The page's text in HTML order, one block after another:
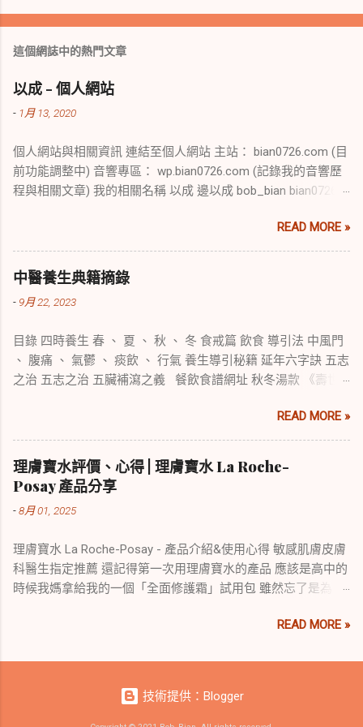
這個網誌中的熱門文章
以成 - 個人網站
- 1月 13, 2020
個人網站與相關資訊 連結至個人網站 主站： bian0726.com (目
前功能調整中) 音響專區： wp.bian0726.com (記錄我的音響歷
程與相關文章) 我的相關名稱 以成 邊以成 bob_bian bian0726
未來會持續發表更有內容的文章。由於先前的 Blog 是自己寫程
式實作，內容呈現效果與主流 Blog 平台相比仍有改進空間，因
此暫時規劃為個人測試使用的網址；另外，從大學時期就開始
學習的 WordPress 架站，如今也開設了獨立的 WordPress 網
站，藉此測試各項功能並順便記錄音響歷程。等到時機成熟
年： 購買 Mac mini 2014 Late 作為伺服器使用 2024/10/25：
舊 Mac mini 關機後無法再次啟動，隨即訂購 Mac mini M4
2024/11/18： 正式啟用 Mac mini M4 作為新伺服器
READ MORE »
中醫養生典籍摘錄
- 9月 22, 2023
目錄 四時養生 春 、 夏 、 秋 、 冬 食戒篇 飲食 導引法 中風門
、 腹痛 、 氣鬱 、 痰飲 、 行氣 養生導引秘籍 延年六字訣 五志
之治 五志之治 五臟補瀉之義 餐飲食譜網址 秋冬湯款 《壽世
夏涼，不失時序，即所以自護其身也。故前人云：知攝生者，
臥起有四時之早晚，興居有至和之常制，調養筋骨有偃仰之
方，節宣勞逸有予奪之要，溫涼合度，居處無犯於八邪，則身
自安矣。真西山先生四時調理春月歌云：嘗聞避風如避箭，春
風多厲須防患，況因陽發毛孔開，風才一入成癱瘓。夏月歌
云：四時惟夏難調理，陽神在外陰在裏，心旺腎衰何所防，特
水，瓜茄生菜不宜餐，臥冷枕涼皆勿喜。冬月歌云：伏陽在內
三冬月，切忌汗多陽氣洩，陰霧之中勿遠行，凍雪嚴霜宜早
歇。春夏秋冬歷一年，稍知調護自無愆，安然無病稱真福，莫
當書紳三複。 修養宜四時調理第五 春三月 《攝生消息論》
怠，腰腳無力，皆冬所蓄之疾，是務調理。 調理法勿多食酸
READ MORE »
理膚寶水評價、心得 | 理膚寶水 La Roche-
Posay 產品分享
-8月 01, 2025
理膚寶水 La Roche-Posay - 產品介紹&使用心得 敏感肌膚皮膚
科醫生指定推薦 還記得第一次用理膚寶水的產品 應該是高中的
時候我媽拿給我的一個「全面修護霜」試用包 雖然忘了是為了
個產品很好用 再次使用他們的產品已經過了很久很久了 這次
要去查一下才知道) 也是覺得很好用，才開始注意到這個品牌，
不過當時還沒實際去買他們的產品 因為在國、高中時候，如
果需要什麼防曬、化妝水等生活上的用品都是跑去寶雅買 雖然
READ MORE »
技術提供：Blogger